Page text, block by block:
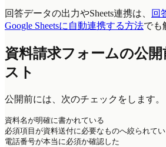
回答データの出力やSheets連携は、
回
Google Sheetsに自動連携する方法でも
資料請求フォームの公
スト
公開前には、次のチェックをします。
資料名が明確に書かれている
必須項目が資料送付に必要なものへ絞られて
電話番号が本当に必須か確認した